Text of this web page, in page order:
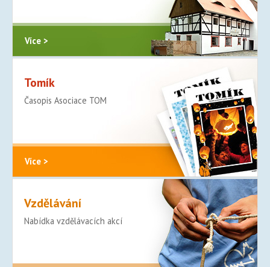
Více >
Tomík
Časopis Asociace TOM
Více >
Vzdělávání
Nabídka vzdělávacích akcí